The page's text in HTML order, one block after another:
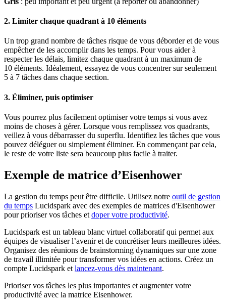
2. Limiter chaque quadrant à 10 éléments
Un trop grand nombre de tâches risque de vous déborder et de vous
empêcher de les accomplir dans les temps. Pour vous aider à
respecter les délais, limitez chaque quadrant à un maximum de
10 éléments. Idéalement, essayez de vous concentrer sur seulement
5 à 7 tâches dans chaque section.
3. Éliminer, puis optimiser
Vous pourrez plus facilement optimiser votre temps si vous avez
moins de choses à gérer. Lorsque vous remplissez vos quadrants,
veillez à vous débarrasser du superflu. Identifiez les tâches que vous
pouvez déléguer ou simplement éliminer. En commençant par cela,
le reste de votre liste sera beaucoup plus facile à traiter.
Exemple de matrice d’Eisenhower
La gestion du temps peut être difficile. Utilisez notre outil de gestion
du temps Lucidspark avec des exemples de matrices d'Eisenhower
pour prioriser vos tâches et doper votre productivité.
Lucidspark est un tableau blanc virtuel collaboratif qui permet aux
équipes de visualiser l’avenir et de concrétiser leurs meilleures idées.
Organisez des réunions de brainstorming dynamiques sur une zone
de travail illimitée pour transformer vos idées en actions. Créez un
compte Lucidspark et lancez-vous dès maintenant.
Prioriser vos tâches les plus importantes et augmenter votre
productivité avec la matrice Eisenhower.